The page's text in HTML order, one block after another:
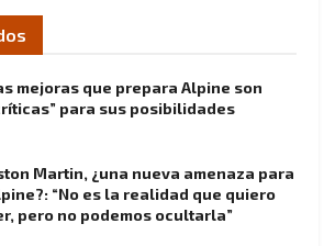
mejoras que prepara Alpine son
para sus posibilidades
Martin, ¿una nueva amenaza para
“No es la realidad que quiero
pero no podemos ocultarla”